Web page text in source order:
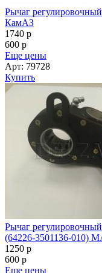
Рычаг
КамАЗ
1740 p
600 p
Еще цены
Арт: 79728
Купить
Рычаг
(64226-3501136-010)
1250 p
600 p
Еще цены